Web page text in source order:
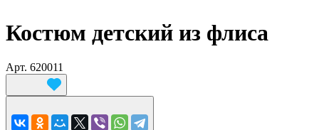
Костюм детский из флиса
Арт. 620011